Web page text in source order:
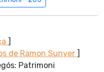
]
de Ramon Sunyer ]
Patrimoni